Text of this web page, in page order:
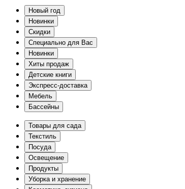
Новый год
Новинки
Скидки
Специально для Вас
Новинки
Хиты продаж
Детские книги
Экспресс-доставка
Мебель
Бассейны
Товары для сада
Текстиль
Посуда
Освещение
Продукты
Уборка и хранение